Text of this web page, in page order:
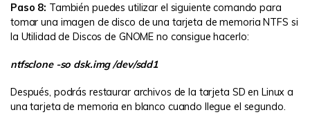
Paso 8: También puedes utilizar el siguiente comando para
tomar una imagen de disco de una tarjeta de memoria NTFS si
la Utilidad de Discos de GNOME no consigue hacerlo:
ntfsclone -so dsk.img /dev/sdd1
Después, podrás restaurar archivos de la tarjeta SD en Linux a
una tarjeta de memoria en blanco cuando llegue el segundo.